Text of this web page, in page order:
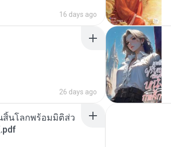
16 days ago
26 days ago
สิ้นโลกพร้อมมิติส่ว